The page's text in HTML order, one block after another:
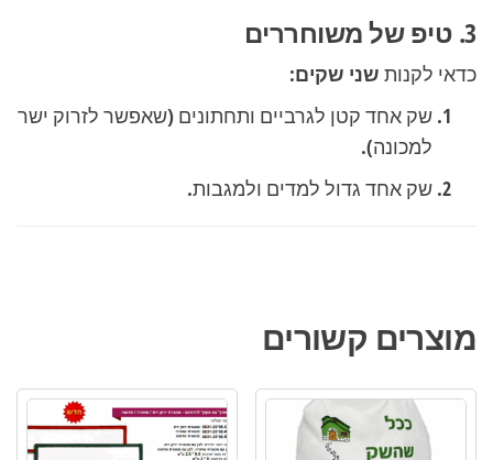
3. טיפ של משוחררים
כדאי לקנות שני שקים:
שק אחד קטן לגרביים ותחתונים (שאפשר לזרוק ישר
למכונה).
שק אחד גדול למדים ולמגבות.
מוצרים קשורים